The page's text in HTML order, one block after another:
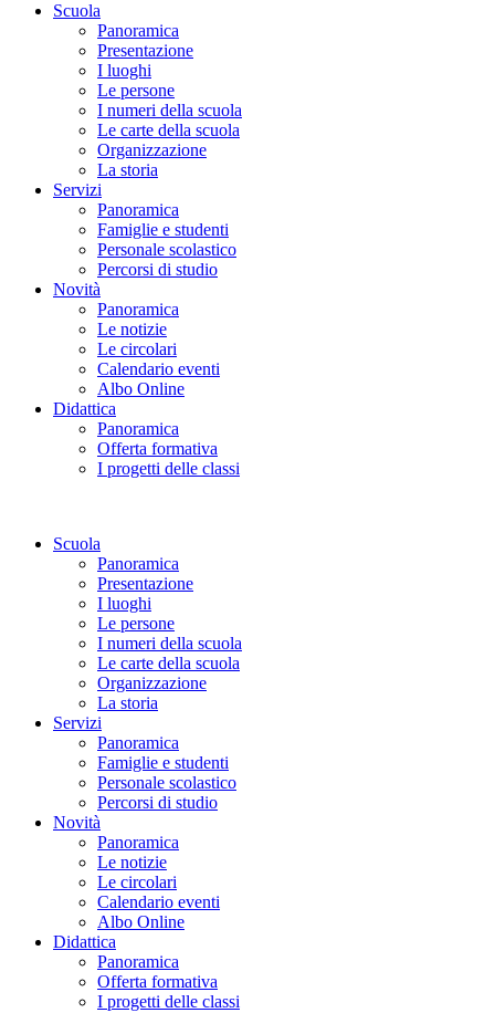
Scuola
Panoramica
Presentazione
I luoghi
Le persone
I numeri della scuola
Le carte della scuola
Organizzazione
La storia
Servizi
Panoramica
Famiglie e studenti
Personale scolastico
Percorsi di studio
Novità
Panoramica
Le notizie
Le circolari
Calendario eventi
Albo Online
Didattica
Panoramica
Offerta formativa
I progetti delle classi
Scuola
Panoramica
Presentazione
I luoghi
Le persone
I numeri della scuola
Le carte della scuola
Organizzazione
La storia
Servizi
Panoramica
Famiglie e studenti
Personale scolastico
Percorsi di studio
Novità
Panoramica
Le notizie
Le circolari
Calendario eventi
Albo Online
Didattica
Panoramica
Offerta formativa
I progetti delle classi